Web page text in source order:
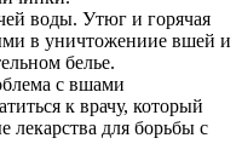
воды. Утюг и горячая
в уничтожениие вшей и
белье.
с вшами
к врачу, который
лекарства для борьбы с